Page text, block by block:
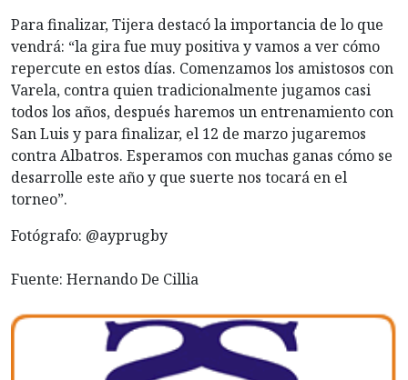
Para finalizar, Tijera destacó la importancia de lo que
vendrá: “la gira fue muy positiva y vamos a ver cómo
repercute en estos días. Comenzamos los amistosos con
Varela, contra quien tradicionalmente jugamos casi
todos los años, después haremos un entrenamiento con
San Luis y para finalizar, el 12 de marzo jugaremos
contra Albatros. Esperamos con muchas ganas cómo se
desarrolle este año y que suerte nos tocará en el
torneo”.
Fotógrafo: @ayprugby
Fuente: Hernando De Cillia